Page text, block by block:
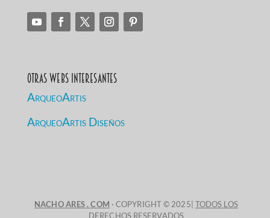
Otras Webs Interesantes
ArqueoArtis
ArqueoArtis Diseños
NACHO ARES . COM · COPYRIGHT © 2025| TODOS LOS
DERECHOS RESERVADOS